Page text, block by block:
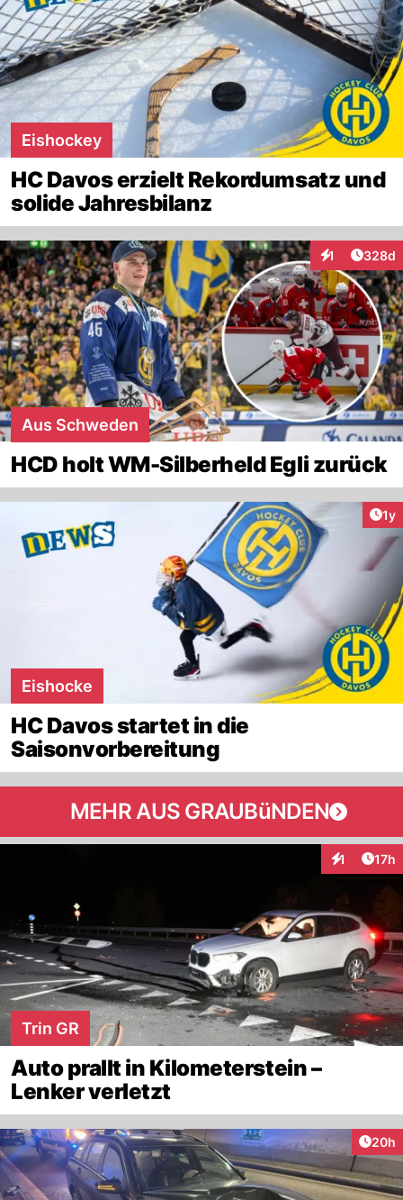
Eishockey
HC Davos erzielt Rekordumsatz und
solide Jahresbilanz
1
Interaktionen
328d
Aus Schweden
HCD holt WM-Silberheld Egli zurück
1y
Eishocke
HC Davos startet in die
Saisonvorbereitung
MEHR AUS GRAUBüNDEN
1 17h
Trin GR
Auto prallt in Kilometerstein –
Lenker verletzt
20h